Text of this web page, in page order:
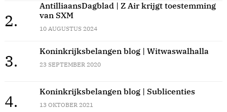
2.
AntilliaansDagblad | Z Air krijgt toestemming
van SXM
10 AUGUSTUS 2024
3.
Koninkrijksbelangen blog | Witwaswalhalla
23 SEPTEMBER 2020
4.
Koninkrijksbelangen blog | Sublicenties
13 OKTOBER 2021